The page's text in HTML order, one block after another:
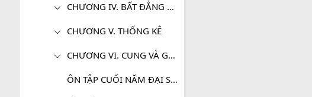
CHƯƠNG IV. BẤT ĐẲNG THỨC. BẤT PHƯƠNG TRÌNH
CHƯƠNG V. THỐNG KÊ
CHƯƠNG VI. CUNG VÀ GÓC LƯỢNG GIÁC. CÔNG THỨC LƯỢNG GIÁC
ÔN TẬP CUỐI NĂM ĐẠI SỐ - TOÁN 10